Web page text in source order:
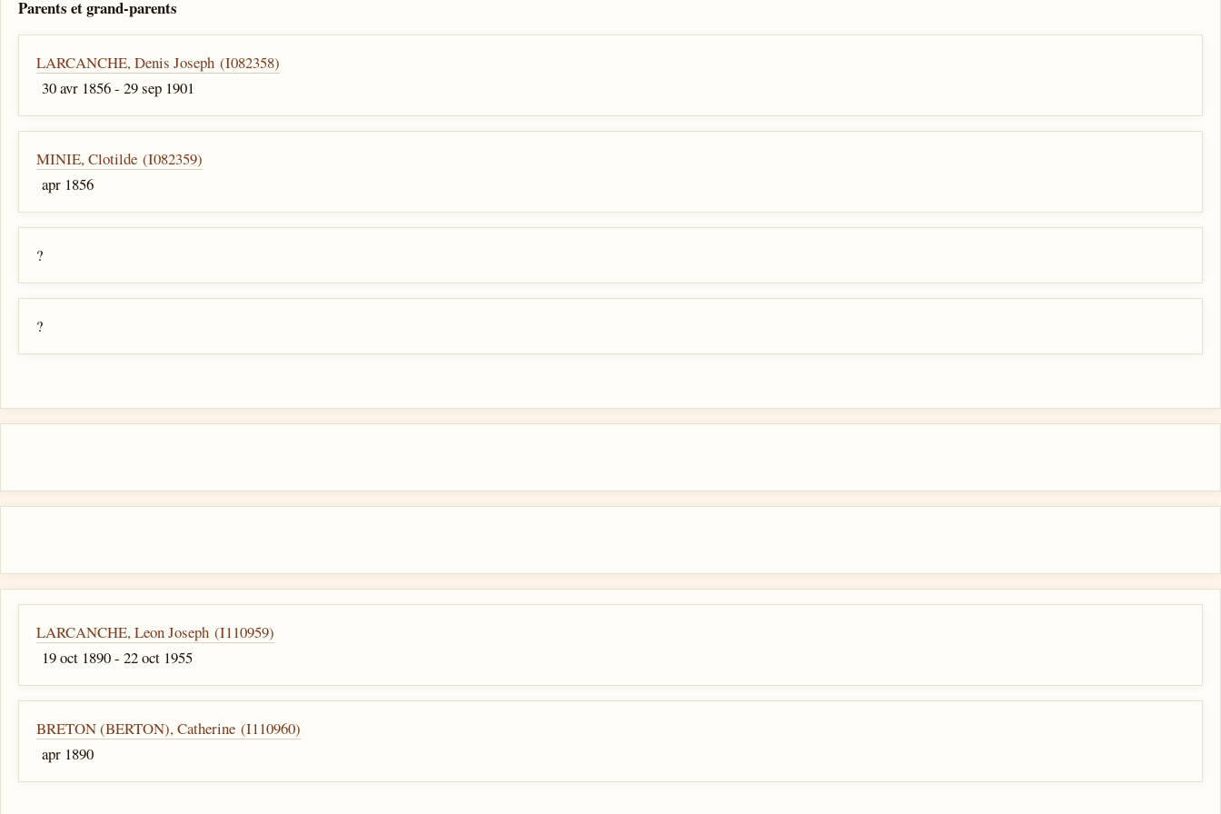
Parents et grand-parents
LARCANCHE, Denis Joseph (I082358)
30 avr 1856 - 29 sep 1901
MINIE, Clotilde (I082359)
apr 1856
?
?
LARCANCHE, Leon Joseph (I110959)
19 oct 1890 - 22 oct 1955
BRETON (BERTON), Catherine (I110960)
apr 1890